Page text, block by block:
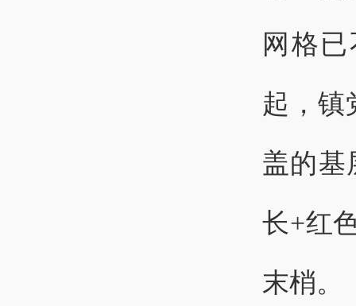
网格
起，镇
盖的基
长+红
末梢。